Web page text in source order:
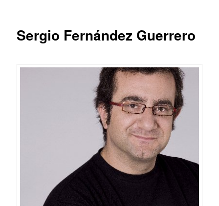
Sergio Fernández Guerrero